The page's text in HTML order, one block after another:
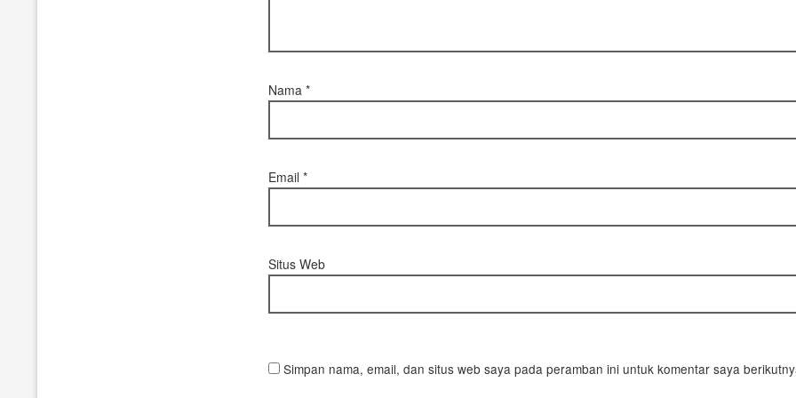
Nama*
Email*
Situs Web
Simpan nama, email, dan situs web saya pada peramban ini untuk komentar saya